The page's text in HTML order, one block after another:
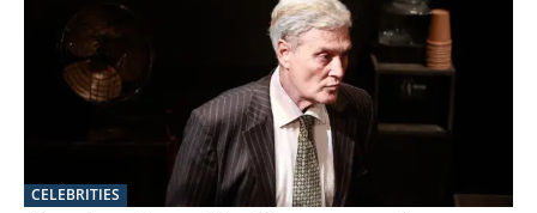
CELEBRITIES